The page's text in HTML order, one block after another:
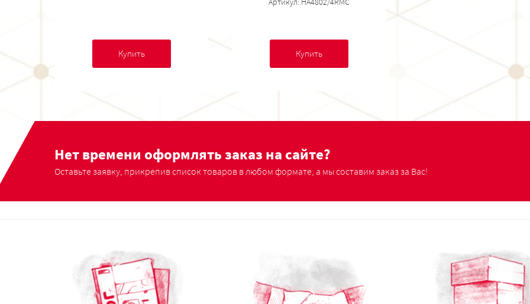
Купить Купить
Нет времени оформлять заказ на сайте?
Оставьте заявку, прикрепив список товаров в любом формате, а мы составим заказ за Вас!